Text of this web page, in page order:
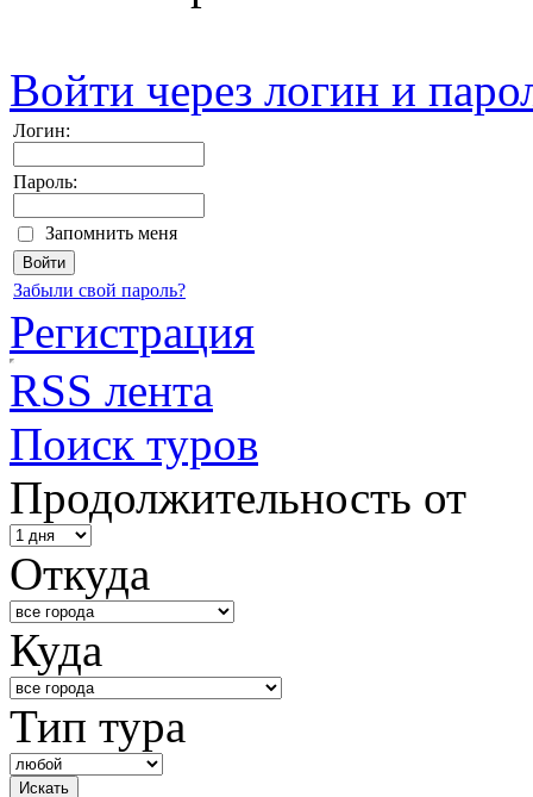
Войти через логин и
Логин:
Пароль:
Запомнить меня
Забыли свой пароль?
Регистрация
RSS лента
Поиск туров
Продолжительность от
Откуда
Куда
Тип тура